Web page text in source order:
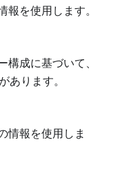
報を使用します。
構成に基づいて、
あります。
情報を使用しま